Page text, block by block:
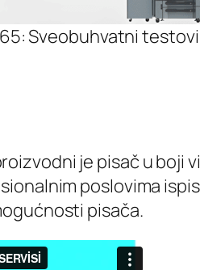
Sveobuhvatni
je pisač u boji
poslovima
pisača.